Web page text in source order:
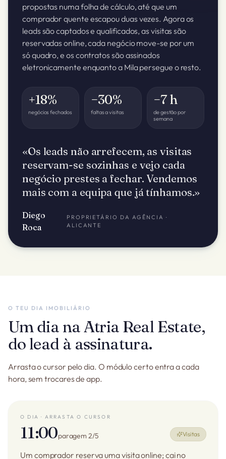
propostas numa folha de cálculo, até que um
comprador quente escapou duas vezes. Agora os
leads são captados e qualificados, as visitas são
reservadas online, cada negócio move-se por um
só quadro, e os contratos são assinados
eletronicamente enquanto a Mila persegue o resto.
+18%
negócios fechados
−30%
faltas a visitas
−7 h
de gestão por
semana
«Os leads não arrefecem, as visitas
reservam-se sozinhas e vejo cada
negócio prestes a fechar. Vendemos
mais com a equipa que já tínhamos.»
Diego
Roca
PROPRIETÁRIO DA AGÊNCIA ·
ALICANTE
O TEU DIA IMOBILIÁRIO
Um dia na Atria Real Estate,
do lead à assinatura.
Arrasta o cursor pelo dia. O módulo certo entra a cada
hora, sem trocares de app.
O DIA · ARRASTA O CURSOR
11:00paragem 2/5 Visitas
Um comprador reserva uma visita online; cai no